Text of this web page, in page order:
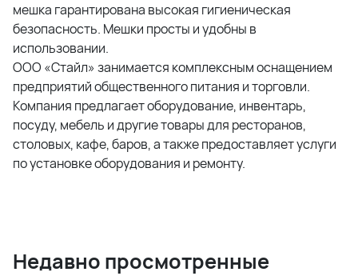
мешка гарантирована высокая гигиеническая
безопасность. Мешки просты и удобны в
использовании.
ООО «Стайл» занимается комплексным оснащением
предприятий общественного питания и торговли.
Компания предлагает оборудование, инвентарь,
посуду, мебель и другие товары для ресторанов,
столовых, кафе, баров, а также предоставляет услуги
по установке оборудования и ремонту.
Недавно просмотренные